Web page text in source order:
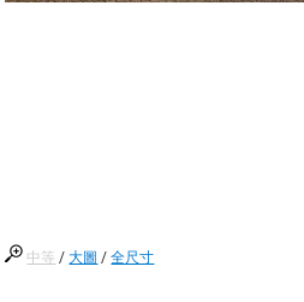
中等 /大圖 /全尺寸